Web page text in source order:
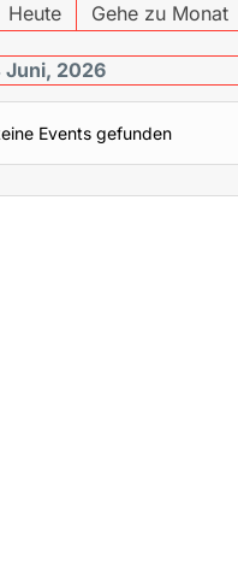
Heute Gehe zu Monat
Juni, 2026
Events gefunden